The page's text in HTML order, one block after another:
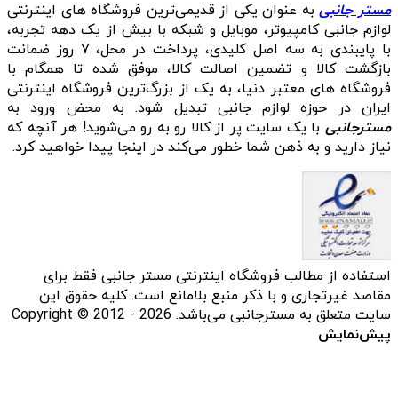
مستر جانبیبه عنوان یکی از قدیمی‌ترین فروشگاه های اینترنتی
لوازم جانبی کامپیوتر، موبایل و شبکه با بیش از یک دهه تجربه،
با پایبندی به سه اصل کلیدی، پرداخت در محل، ۷ روز ضمانت
بازگشت کالا و تضمین اصالت کالا، موفق شده تا همگام با
فروشگاه‌ های معتبر دنیا، به یک از بزرگ‌ترین فروشگاه اینترنتی
ایران در حوزه لوازم جانبی تبدیل شود. به محض ورود به
مسترجانبی با یک سایت پر از کالا رو به رو می‌شوید! هر آنچه که
نیاز دارید و به ذهن شما خطور می‌کند در اینجا پیدا خواهید کرد.
استفاده از مطالب فروشگاه اینترنتی مستر جانبی فقط برای
مقاصد غیرتجاری و با ذکر منبع بلامانع است. کلیه حقوق این
سایت متعلق به مسترجانبی می‌باشد. Copyright © 2012 - 2026
پیش‌نمایش